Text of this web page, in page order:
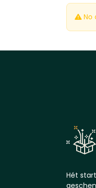
No
Hét